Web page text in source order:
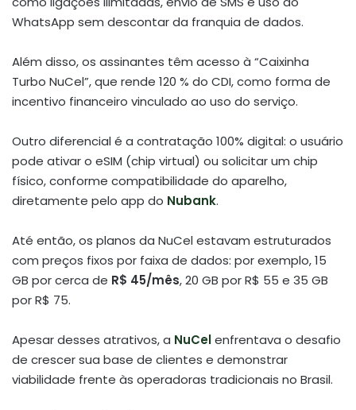
WhatsApp sem descontar da franquia de dados.
Além disso, os assinantes têm acesso à “Caixinha
Turbo NuCel”, que rende 120 % do CDI, como forma de
incentivo financeiro vinculado ao uso do serviço.
Outro diferencial é a contratação 100% digital: o usuário
pode ativar o eSIM (chip virtual) ou solicitar um chip
físico, conforme compatibilidade do aparelho,
diretamente pelo app do Nubank.
Até então, os planos da NuCel estavam estruturados
com preços fixos por faixa de dados: por exemplo, 15
GB por cerca de R$ 45/mês, 20 GB por R$ 55 e 35 GB
por R$ 75.
Apesar desses atrativos, a NuCelenfrentava o desafio
de crescer sua base de clientes e demonstrar
viabilidade frente às operadoras tradicionais no Brasil.